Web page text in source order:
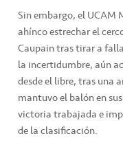
Sin embargo, el UCAM
ahínco estrechar el
Caupain tras tirar a
la incertidumbre, aún
desde el libre, tras una
mantuvo el balón en
victoria trabajada e
de la clasificación.